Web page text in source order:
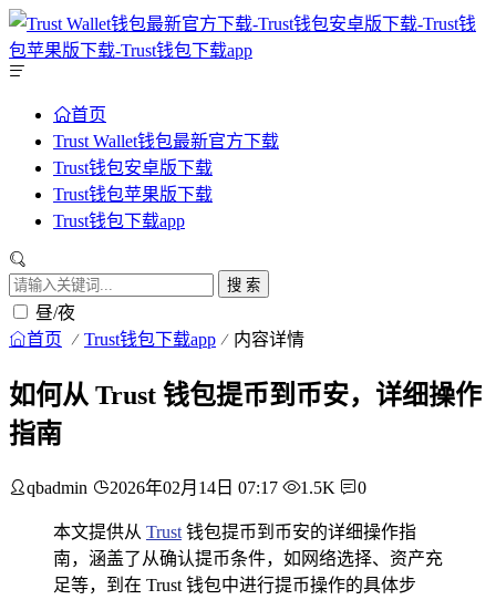
首页
Trust Wallet钱包最新官方下载
Trust钱包安卓版下载
Trust钱包苹果版下载
Trust钱包下载app
搜 索
昼/夜
首页 Trust钱包下载app 内容详情
如何从 Trust 钱包提币到币安，详细操作
指南
qbadmin 2026年02月14日 07:17 1.5K 0
本文提供从 Trust 钱包提币到币安的详细操作指
南，涵盖了从确认提币条件，如网络选择、资产充
足等，到在 Trust 钱包中进行提币操作的具体步